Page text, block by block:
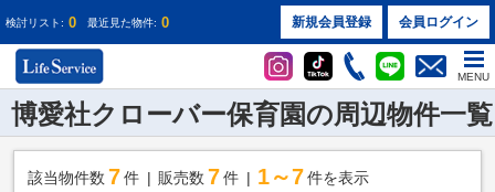
検討リスト: 0 最近見た物件: 0 新規会員登録 会員ログイン
MENU
博愛社クローバー保育園の周辺物件一覧
該当物件数 7件 販売数 7 件 1～7 件を表示